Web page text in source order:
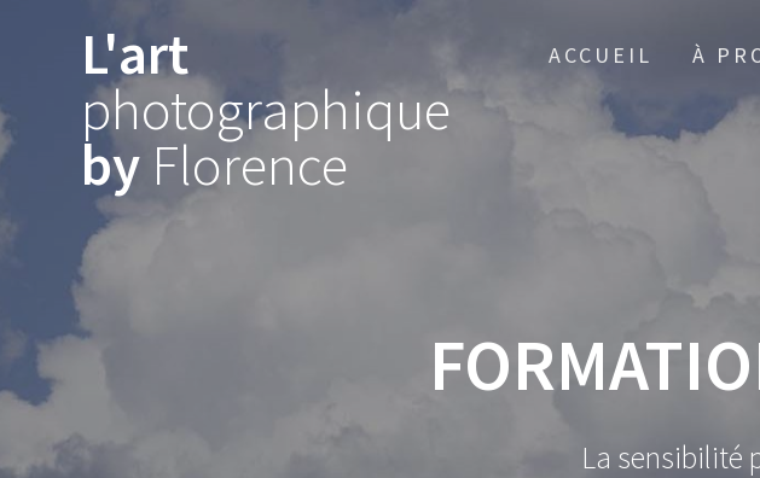
L'art
photographique
by Florence
ACCUEIL À
La sensibilité